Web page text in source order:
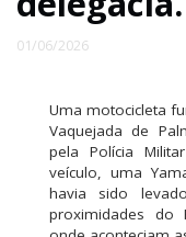
01/06/2026
Uma motocicleta
Vaquejada de
pela Polícia
veículo, uma
havia sido
proximidades do